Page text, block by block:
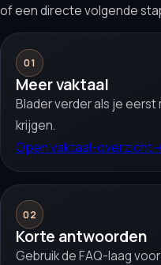
of een directe volgende
01
Meer vaktaal
Blader verder als je
krijgen.
Open vaktaal-overzicht
02
Korte antwoorden
Gebruik de FAQ-laag